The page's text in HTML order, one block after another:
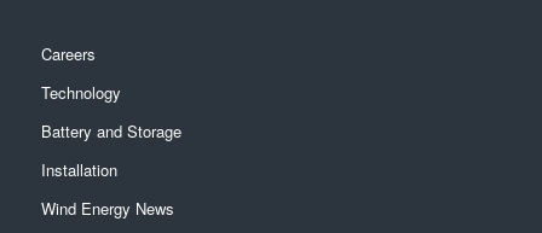
Careers
Technology
Battery and Storage
Installation
Wind Energy News